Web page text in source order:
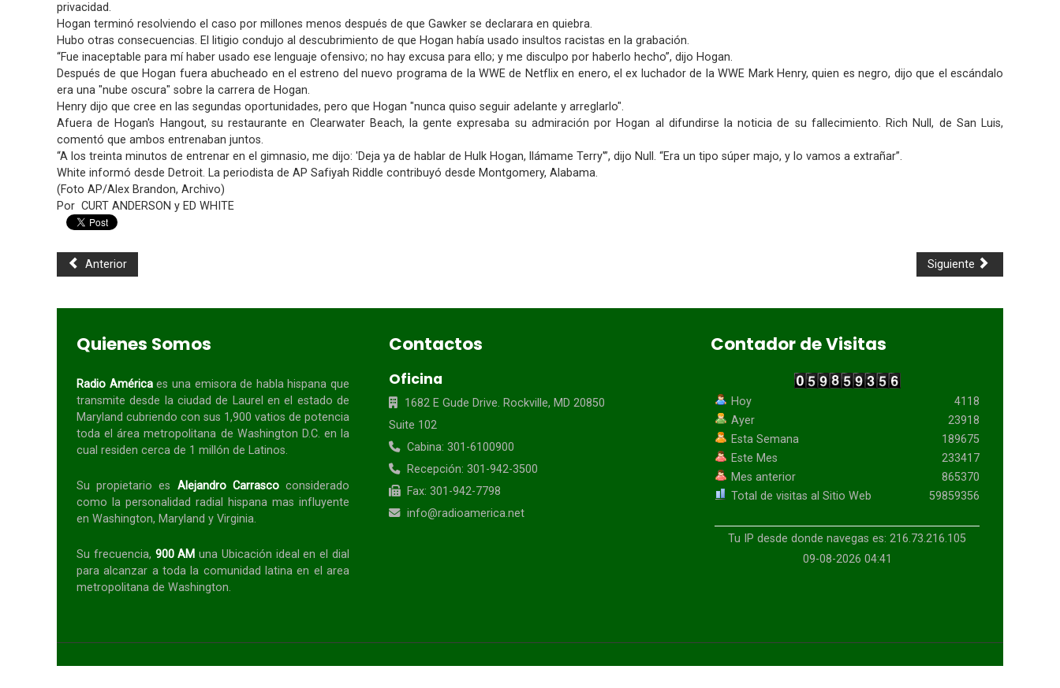
privacidad.
Hogan terminó resolviendo el caso por millones menos después de que Gawker se declarara en quiebra.
Hubo otras consecuencias. El litigio condujo al descubrimiento de que Hogan había usado insultos racistas en la grabación.
“Fue inaceptable para mí haber usado ese lenguaje ofensivo; no hay excusa para ello; y me disculpo por haberlo hecho”, dijo Hogan.
Después de que Hogan fuera abucheado en el estreno del nuevo programa de la WWE de Netflix en enero, el ex luchador de la WWE Mark Henry, quien es negro, dijo que el escándalo
era una "nube oscura" sobre la carrera de Hogan.
Henry dijo que cree en las segundas oportunidades, pero que Hogan "nunca quiso seguir adelante y arreglarlo".
Afuera de Hogan's Hangout, su restaurante en Clearwater Beach, la gente expresaba su admiración por Hogan al difundirse la noticia de su fallecimiento. Rich Null, de San Luis,
comentó que ambos entrenaban juntos.
“A los treinta minutos de entrenar en el gimnasio, me dijo: 'Deja ya de hablar de Hulk Hogan, llámame Terry'”, dijo Null. “Era un tipo súper majo, y lo vamos a extrañar”.
White informó desde Detroit. La periodista de AP Safiyah Riddle contribuyó desde Montgomery, Alabama.
(Foto AP/Alex Brandon, Archivo)
Por CURT ANDERSON y ED WHITE
Anterior Siguiente
Quienes Somos
Radio Américaes una emisora de habla hispana que
transmite desde la ciudad de Laurel en el estado de
Maryland cubriendo con sus 1,900 vatios de potencia
toda el área metropolitana de Washington D.C. en la
cual residen cerca de 1 millón de Latinos.
Su propietario es Alejandro Carrascoconsiderado
como la personalidad radial
hispana mas influyente
en Washington, Maryland y Virginia.
Su frecuencia, 900 AM una Ubicación ideal en el dial
para alcanzar a toda la comunidad latina en el area
metropolitana de Washington.
Contactos
Oficina
1682 E Gude Drive. Rockville, MD 20850
Suite 102
Cabina: 301-6100900
Recepción: 301-942-3500
Fax: 301-942-7798
info@radioamerica.net
Contador de Visitas
Hoy
Ayer
Esta Semana
Este Mes
Mes anterior
Total de visitas al Sitio Web
4118
23918
189675
233417
865370
59859356
Tu IP desde donde navegas es: 216.73.216.105
09-08-2026 04:41